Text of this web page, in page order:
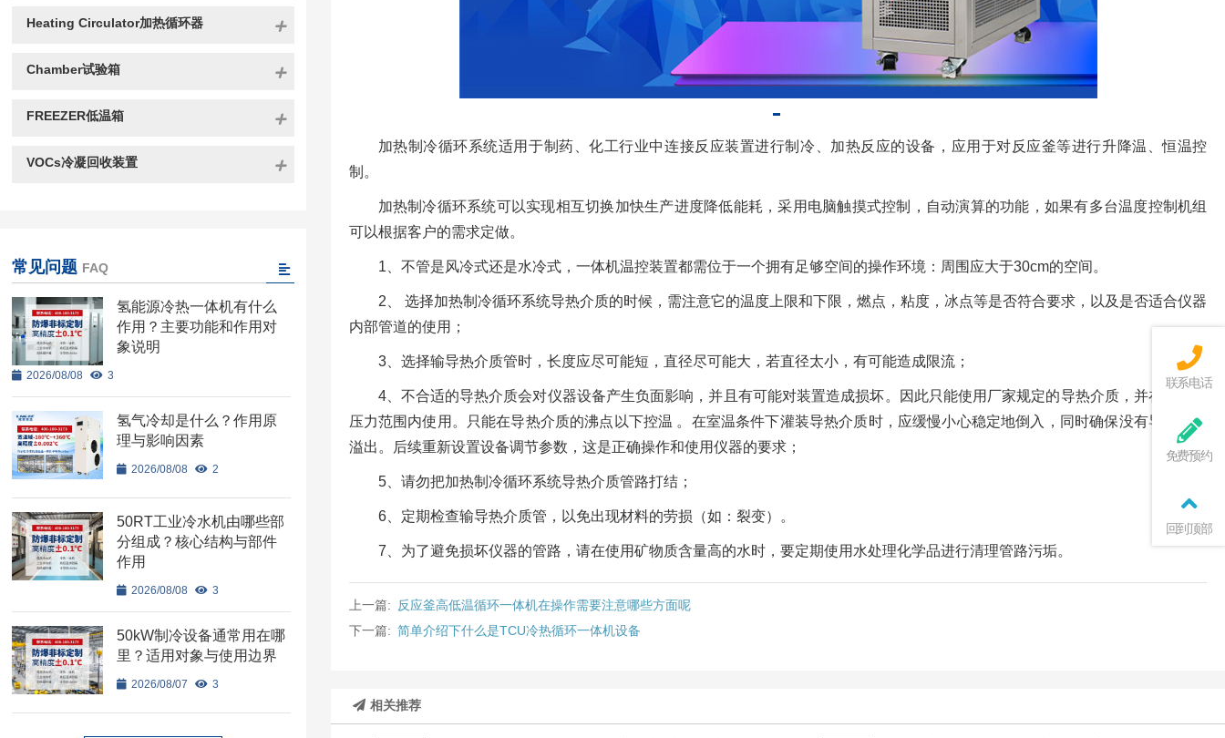
加热制冷循环系统适用于制药、化工行业中连接反应装置进行制冷、加热反应的设备，应用于对反应釜等进行升降温、恒温控
制。
加热制冷循环系统可以实现相互切换加快生产进度降低能耗，采用电脑触摸式控制，自动演算的功能，如果有多台温度控制机组
可以根据客户的需求定做。
1、不管是风冷式还是水冷式，一体机温控装置都需位于一个拥有足够空间的操作环境：周围应大于30cm的空间。
2、 选择加热制冷循环系统导热介质的时候，需注意它的温度上限和下限，燃点，粘度，冰点等是否符合要求，以及是否适合仪器
内部管道的使用；
3、选择输导热介质管时，长度应尽可能短，直径尽可能大，若直径太小，有可能造成限流；
4、不合适的导热介质会对仪器设备产生负面影响，并且有可能对装置造成损坏。因此只能使用厂家规定的导热介质，并在规定的
压力范围内使用。只能在导热介质的沸点以下控温 。在室温条件下灌装导热介质时，应缓慢小心稳定地倒入，同时确保没有导热介质
溢出。后续重新设置设备调节参数，这是正确操作和使用仪器的要求；
5、请勿把加热制冷循环系统导热介质管路打结；
6、定期检查输导热介质管，以免出现材料的劳损（如：裂变）。
7、为了避免损坏仪器的管路，请在使用矿物质含量高的水时，要定期使用水处理化学品进行清理管路污垢。
上一篇:
反应釜高低温循环一体机在操作需要注意哪些方面呢
下一篇: 简单介绍下什么是TCU冷热循环一体机设备
相关推荐
Heating Circulator加热循环器
Chamber试验箱
FREEZER低温箱
VOCs冷凝回收装置
常见问题 FAQ
氢能源冷热一体机有什么
作用？主要功能和作用对
象说明
2026/08/08 3
氢气冷却是什么？作用原
理与影响因素
2026/08/08 2
50RT工业冷水机由哪些部
分组成？核心结构与部件
作用
2026/08/08 3
50kW制冷设备通常用在哪
里？适用对象与使用边界
2026/08/07 3
联系电话
免费预约
回到顶部